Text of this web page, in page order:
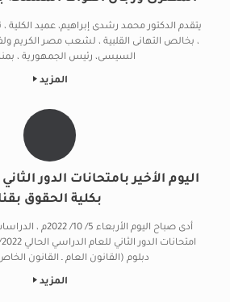
يتقدم الدكتور محمد رشدى إبراهيم، عميد الكلية ،
، بخالص التهانى القلبية ، لشعب مصر الكريم
السيسى، رئيس الجمهورية ،
المزيد
اليوم الأخير بامتحانات الدور
بكلية الحقوق
أدى صباح اليوم
دبلوم (القانون العام ـ القانون
المزيد